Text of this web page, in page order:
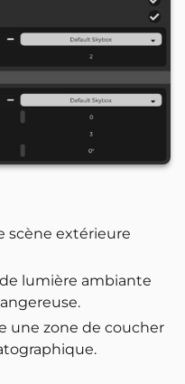
scène extérieure
lumière ambiante
une zone de coucher